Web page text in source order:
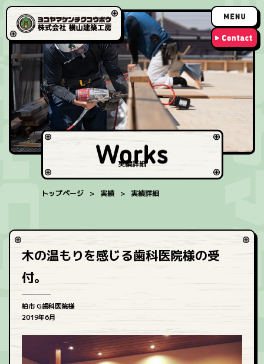
実績詳細
トップページ 実績 実績詳細
木の温もりを感じる歯科医院様の受
付。
柏市 G歯科医院様
2019年6月